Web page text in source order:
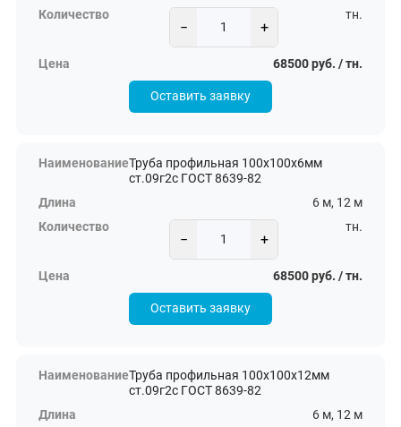
− +
тн.
68500 руб. / тн.
Оставить заявку
Труба профильная 100х100х6мм
ст.09г2с ГОСТ 8639-82
6 м, 12 м
− +
тн.
68500 руб. / тн.
Оставить заявку
Труба профильная 100х100х12мм
ст.09г2с ГОСТ 8639-82
6 м, 12 м